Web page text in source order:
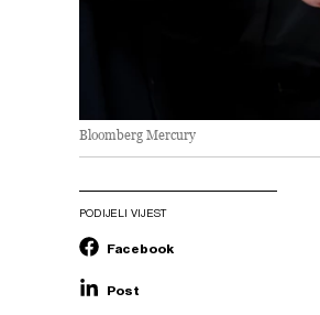
Bloomberg Mercury
PODIJELI VIJEST
Facebook
Post